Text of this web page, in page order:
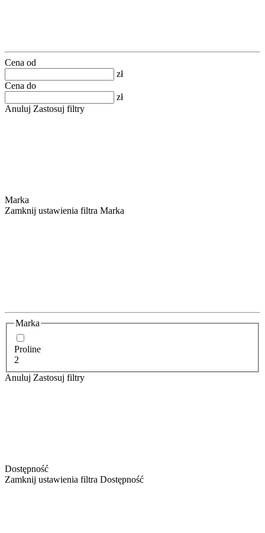
Cena od
zł
Cena do
zł
Anuluj Zastosuj filtry
Marka
Zamknij ustawienia filtra Marka
Marka
Proline
2
Anuluj Zastosuj filtry
Dostępność
Zamknij ustawienia filtra Dostępność